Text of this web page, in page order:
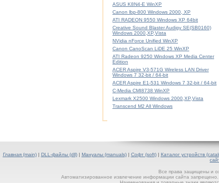
ASUS K8N4-E WinXP
Canon lbp-800 Windows 2000, XP
ATI RADEON 9550 Windows XP 64bit
Creative Sound Blaster Audigy SE(SB0160)
Windows 2000,XP,Vista
NVidia nForce Unified WinXP
Canon CanoScan LiDE 25 WinXP
ATI Radeon 9250 Windows XP Media Center
Edition
ACER Aspire V3-571G Wireless LAN Driver
Windows 7 32-bit / 64-bit
ACER Aspire E1-531 Windows 7 32-bit / 64-bit
C-Media CMI8738 WinXP
Lexmark X2500 Windows 2000,XP,Vista
Transcend M2 All Windows
Главная (main)| DLL-файлы (dll)| Мануалы (manuals)| Софт (soft)|
Каталог устройств
Все права защищены и
Автоматизированное извлечение информации сайта